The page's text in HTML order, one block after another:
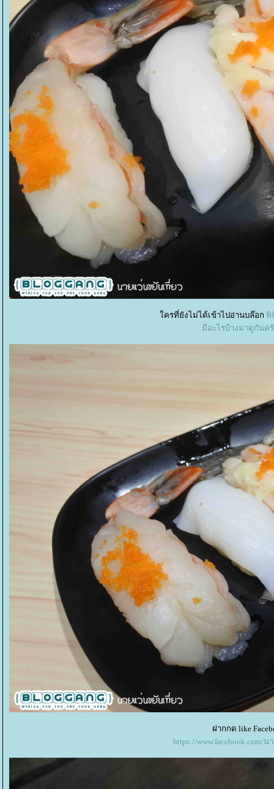
ครที่ยังไม่ได้เข้าไปอ่านบล๊อก พิ
มีอะไรบ้างมาดูกันค
ฝากกด like
https://www.facebook.com/